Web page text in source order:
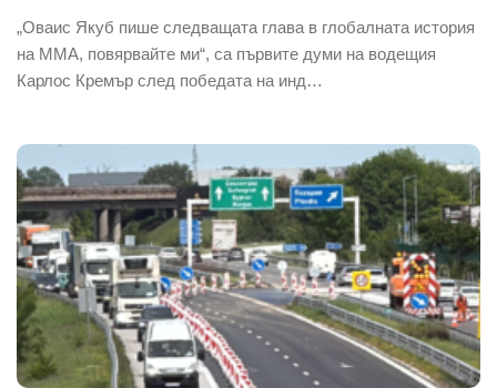
„Оваис Якуб пише следващата глава в глобалната история
на ММА, повярвайте ми“, са първите думи на водещия
Карлос Кремър след победата на инд…